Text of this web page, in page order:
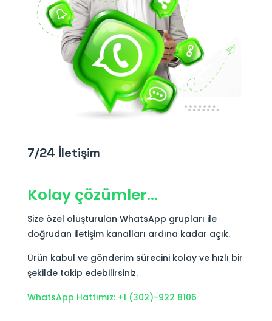
7/24 İletişim
Kolay çözümler…
Size özel oluşturulan WhatsApp grupları ile
doğrudan iletişim kanalları ardına kadar açık.
Ürün kabul ve gönderim sürecini kolay ve hızlı bir
şekilde takip edebilirsiniz.
WhatsApp Hattımız: +1 (302)-922 8106